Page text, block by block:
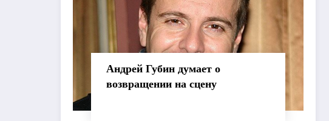
Андрей Губин думает о
возвращении на сцену